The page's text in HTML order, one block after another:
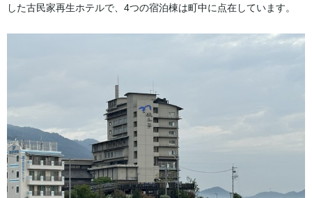
した古民家再生ホテルで、4つの宿泊棟は町中に点在しています。